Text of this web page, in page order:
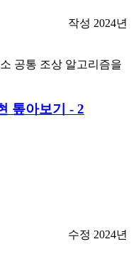
작성 2024년
공통 조상 알고리즘을
톺아보기 - 2
수정 2024년